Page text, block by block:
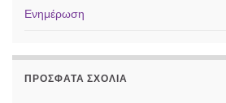
Ενημέρωση
ΠΡΌΣΦΑΤΑ ΣΧΌΛΙΑ